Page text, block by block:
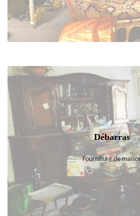
Débarras
Fourniture de